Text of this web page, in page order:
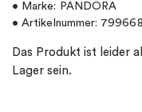
• Marke: PANDORA
• Artikelnummer:
Das Produkt ist leider
Lager sein.